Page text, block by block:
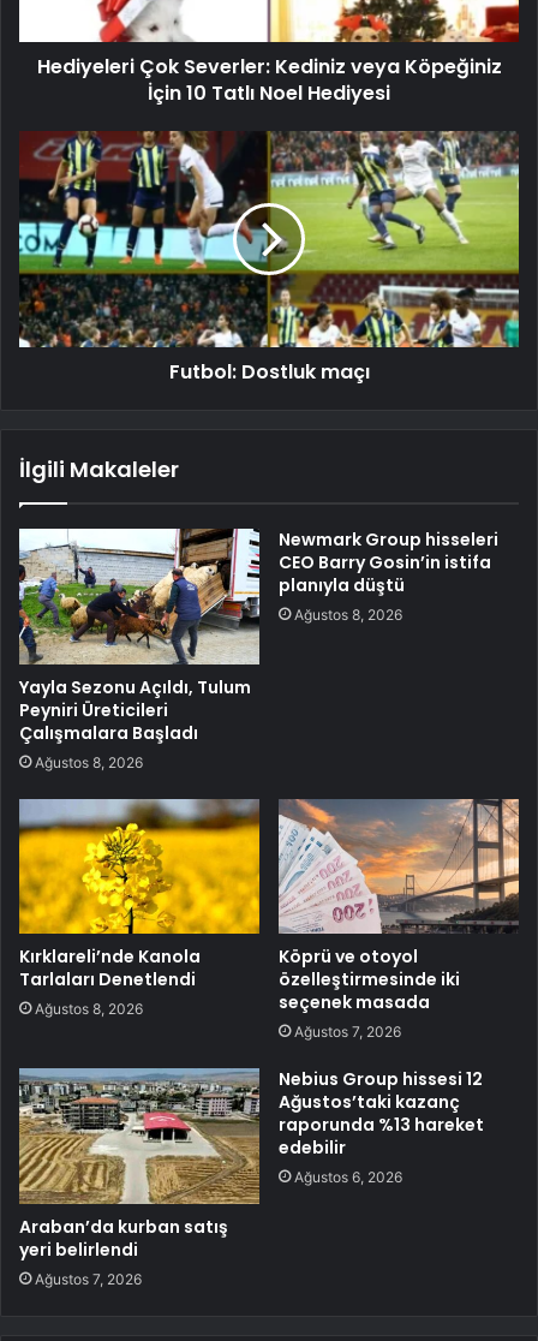
Hediyeleri Çok Severler: Kediniz veya Köpeğiniz
İçin 10 Tatlı Noel Hediyesi
Futbol: Dostluk maçı
İlgili Makaleler
Yayla Sezonu Açıldı, Tulum
Peyniri Üreticileri
Çalışmalara Başladı
Ağustos 8, 2026
Newmark Group hisseleri
CEO Barry Gosin’in istifa
planıyla düştü
Ağustos 8, 2026
Kırklareli’nde Kanola
Tarlaları Denetlendi
Ağustos 8, 2026
Köprü ve otoyol
özelleştirmesinde iki
seçenek masada
Ağustos 7, 2026
Araban’da kurban satış
yeri belirlendi
Ağustos 7, 2026
Nebius Group hissesi 12
Ağustos’taki kazanç
raporunda %13 hareket
edebilir
Ağustos 6, 2026